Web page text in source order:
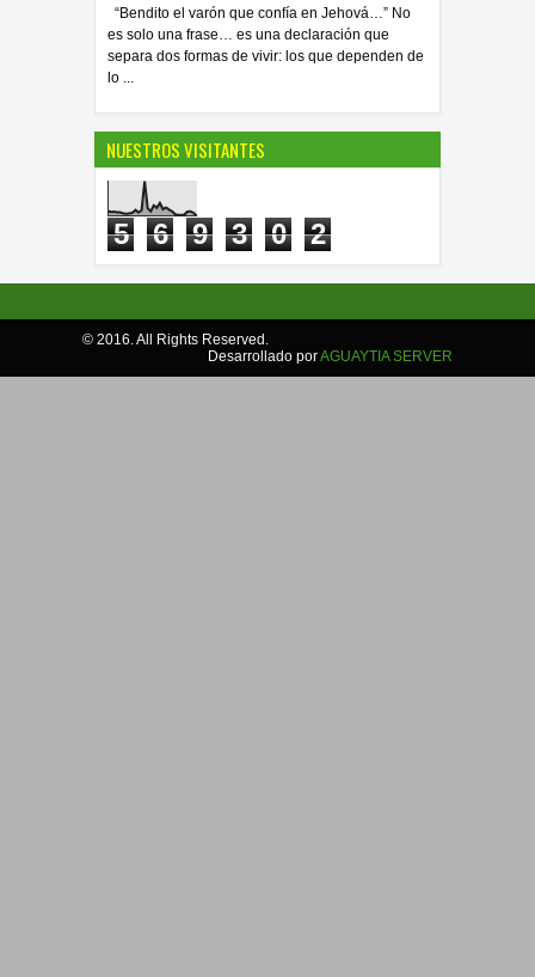
“Bendito el varón que confía en Jehová…” No
es solo una frase… es una declaración que
separa dos formas de vivir: los que dependen de
lo ...
NUESTROS VISITANTES
5 6 9 3 0 2
© 2016. All Rights Reserved.
Desarrollado porAGUAYTIA SERVER